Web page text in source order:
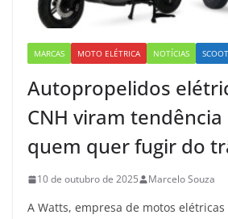
MARCAS MOTO ELÉTRICA NOTÍCIAS
Autopropelidos
CNH viram
quem quer fugir do
10 de outubro de 2025 Marcelo Souza
A Watts, empresa de motos